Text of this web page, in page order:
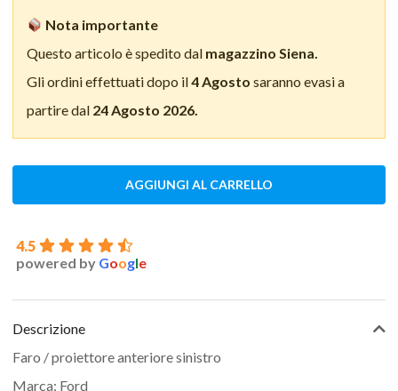
Nota importante
Questo articolo è spedito dal magazzino Siena.
Gli ordini effettuati dopo il4 Agosto saranno evasi a
partire dal 24 Agosto 2026.
AGGIUNGI AL CARRELLO
4.5
powered by Google
Descrizione
Faro / proiettore anteriore sinistro
Marca: Ford